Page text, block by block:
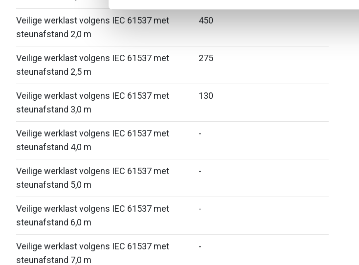
Veilige werklast volgens IEC 61537 met
steunafstand 2,0 m
450
Veilige werklast volgens IEC 61537 met
steunafstand 2,5 m
275
Veilige werklast volgens IEC 61537 met
steunafstand 3,0 m
130
Veilige werklast volgens IEC 61537 met
steunafstand 4,0 m
-
Veilige werklast volgens IEC 61537 met
steunafstand 5,0 m
-
Veilige werklast volgens IEC 61537 met
steunafstand 6,0 m
-
Veilige werklast volgens IEC 61537 met
steunafstand 7,0 m
-